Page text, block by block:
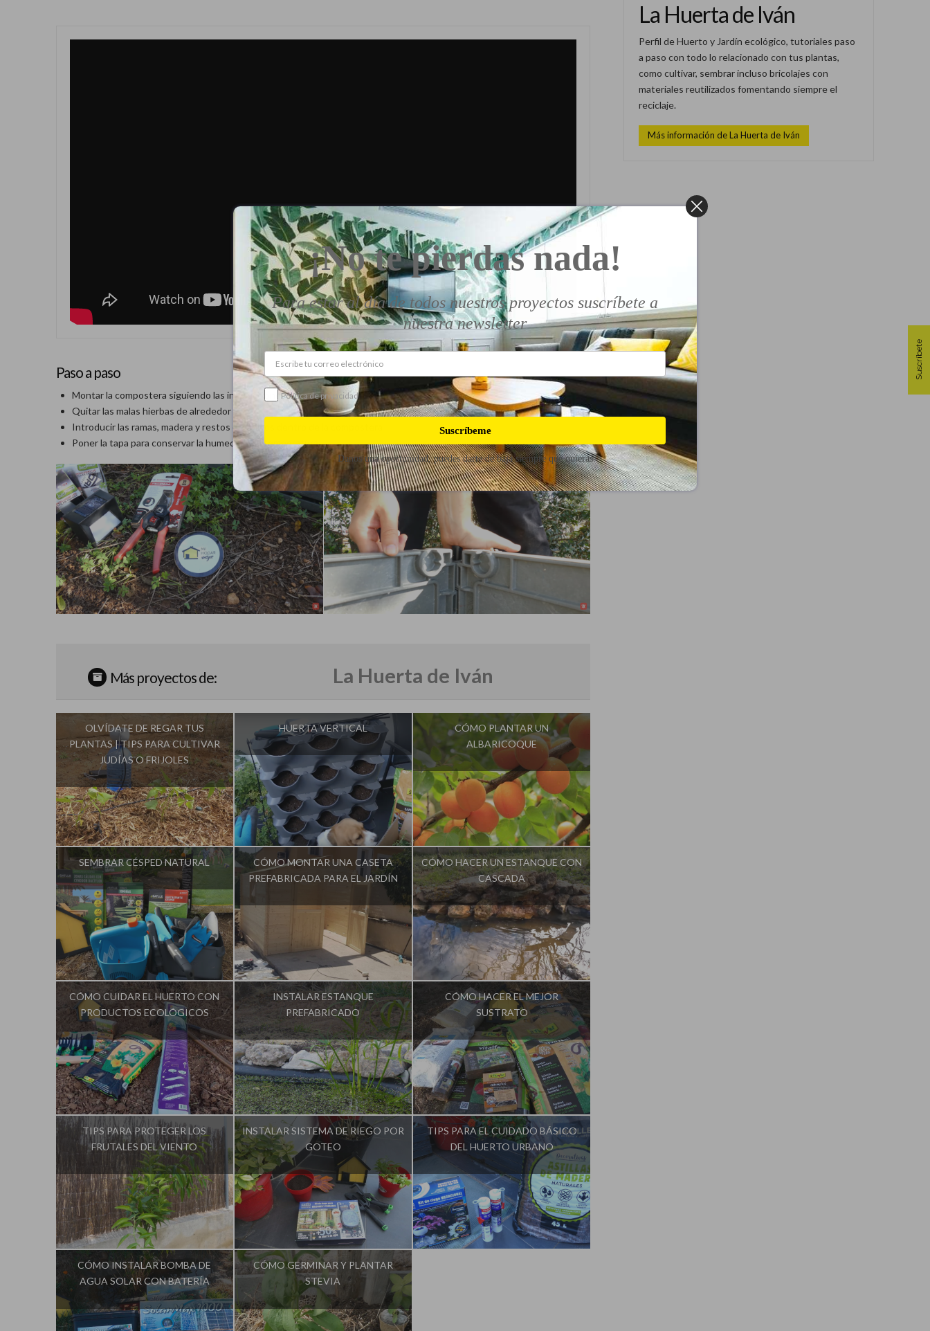
Paso a paso
Montar la compostera siguiendo las instrucciones
Quitar las malas hierbas de alrededor
Introducir las ramas, madera y restos orgánicos dentro de la compostera
Poner la tapa para conservar la humedad y la temperatura
Más proyectos de: La Huerta de Iván
OLVÍDATE DE REGAR TUS
PLANTAS | TIPS PARA CULTIVAR
JUDÍAS O FRIJOLES
Influencer:La Huerta de Iván
HUERTA VERTICAL
Influencer: La Huerta de Iván
CÓMO PLANTAR UN
ALBARICOQUE
Influencer:La Huerta de Iván
SEMBRAR CÉSPED NATURAL
Influencer:La Huerta de Iván
CÓMO MONTAR UNA CASETA
PREFABRICADA PARA EL JARDÍN
Influencer:La Huerta de Iván
CÓMO HACER UN ESTANQUE CON
CASCADA
Influencer:La Huerta de Iván
CÓMO CUIDAR EL HUERTO CON
PRODUCTOS ECOLÓGICOS
Influencer:La Huerta de Iván
INSTALAR ESTANQUE
PREFABRICADO
Influencer:La Huerta de Iván
CÓMO HACER EL MEJOR
SUSTRATO
Influencer:La Huerta de Iván
TIPS PARA PROTEGER LOS
FRUTALES DEL VIENTO
Influencer:La Huerta de Iván
INSTALAR SISTEMA DE RIEGO POR
GOTEO
Influencer:La Huerta de Iván
TIPS PARA EL CUIDADO BÁSICO
DEL HUERTO URBANO
Influencer:La Huerta de Iván
CÓMO INSTALAR BOMBA DE
AGUA SOLAR CON BATERÍA
CÓMO GERMINAR Y PLANTAR
STEVIA
La Huerta de Iván
Perfil de Huerto y Jardín ecológico, tutoriales paso
a paso con todo lo relacionado con tus plantas,
como cultivar, sembrar incluso bricolajes con
materiales reutilizados fomentando siempre el
reciclaje.
Más información de La Huerta de Iván
Suscríbete
¡No te pierdas nada!
Para estar al día de todos nuestros proyectos suscríbete a
nuestra newsletter
Política de privacidad
Suscríbeme
Danos una oportunidad, puedes darte de baja siempre que quieras